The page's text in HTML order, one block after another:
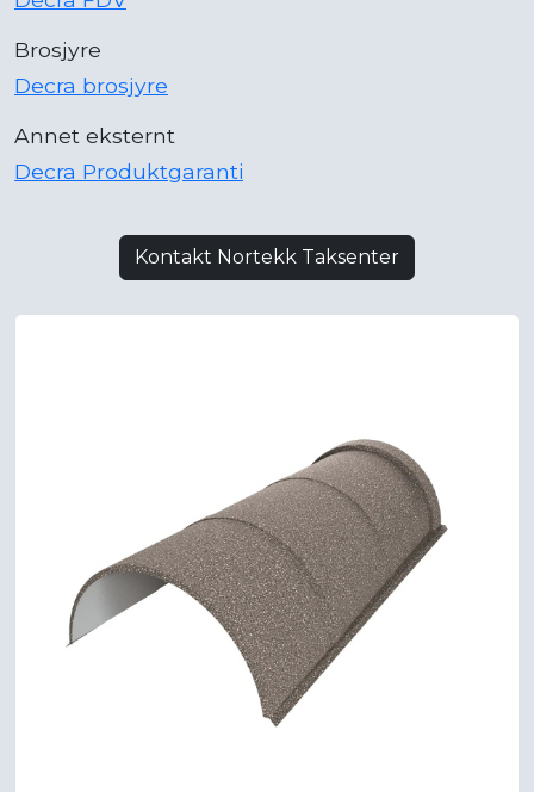
Brosjyre
Decra brosjyre
Annet eksternt
Decra Produktgaranti
Kontakt Nortekk Taksenter